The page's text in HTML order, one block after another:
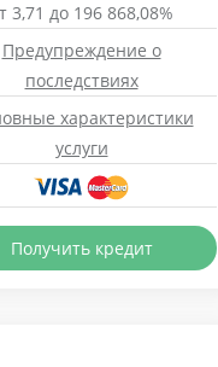
3,71 до 196 868,08%
Предупреждение о
последствиях
характеристики
услуги
Получить кредит